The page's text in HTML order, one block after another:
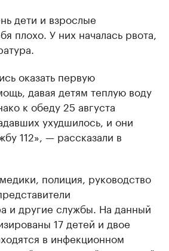
дети и взрослые
плохо. У них началась рвота,
оказать первую
давая детям теплую воду
к обеду 25 августа
ухудшилось, и они
112», — рассказали в
полиция, руководство
и другие службы. На данный
17 детей и двое
в инфекционном